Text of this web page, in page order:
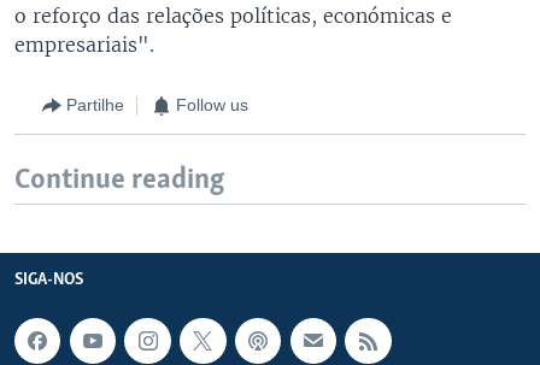
o reforço das relações políticas, económicas e
empresariais".
Partilhe Follow us
Continue reading
SIGA-NOS